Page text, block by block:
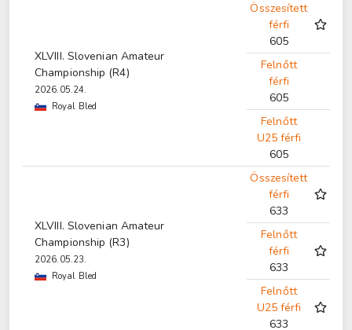
XLVIII. Slovenian Amateur
Championship (R4)
2026.05.24.
Royal Bled
Összesített
férfi
605
Felnőtt
férfi
605
Felnőtt
U25 férfi
605
XLVIII. Slovenian Amateur
Championship (R3)
2026.05.23.
Royal Bled
Összesített
férfi
633
Felnőtt
férfi
633
Felnőtt
U25 férfi
633